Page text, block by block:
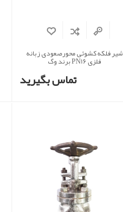
شیر فلکه کشوئی محورصعودی زبانه
فلزی PN16 برند وگ
تماس بگیرید